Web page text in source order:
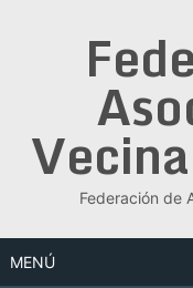
Federación de
MENÚ